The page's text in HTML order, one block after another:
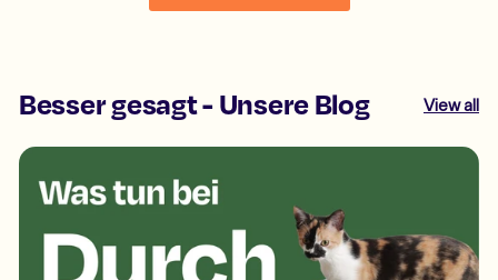
Besser gesagt - Unsere Blog View all